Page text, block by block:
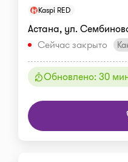
Kaspi RED
Астана, ул.
Сейчас закрыто
Обновлено: 30